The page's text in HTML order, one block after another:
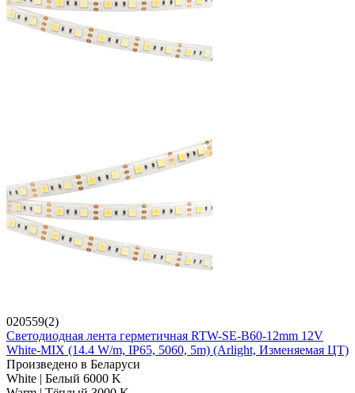
020559(2)
Светодиодная лента герметичная RTW-SE-B60-12mm 12V
White-MIX (14.4 W/m, IP65, 5060, 5m) (Arlight, Изменяемая ЦТ)
Произведено в Беларуси
White | Белый 6000 K